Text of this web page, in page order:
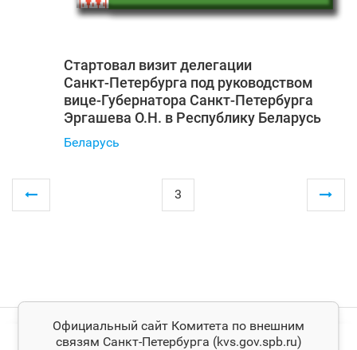
Стартовал визит делегации
Санкт‑Петербурга под руководством
вице-Губернатора Санкт‑Петербурга
Эргашева О.Н. в Республику Беларусь
Беларусь
3
Официальный сайт Комитета по внешним
связям Санкт‑Петербурга (kvs.gov.spb.ru)